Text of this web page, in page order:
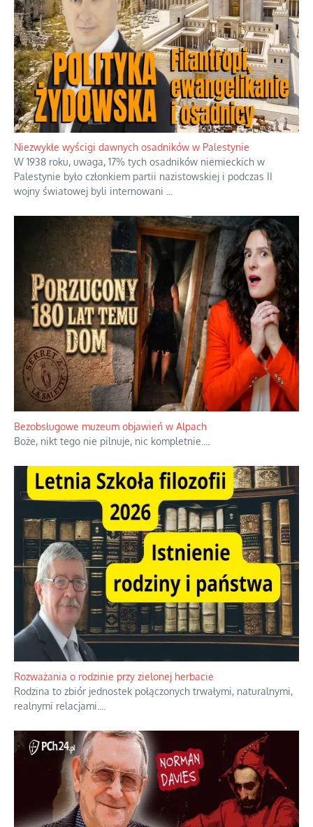
Szabla z kamieniem na czołgi
Startowaliśmy amatorami przeciwko już świetnie rozkręconej
armii weteranów, no i trzeba powiedzieć, że to jest głupi
pomysł...
Niezwykłe wyścigi dawnych osadników w Palestynie
W 1938 roku, uwaga, 17% tych osadników niemieckich w
Palestynie było członkiem partii nazistowskiej i podczas II
wojny światowej byli internowani...
Bezobsługowe muzeum objawień w Alpach
Boże, nikt tego nie pilnuje, nic kompletnie....